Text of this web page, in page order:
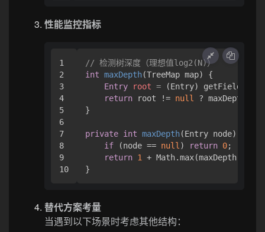
性能监控指标
1
2
3
4
5
6
7
8
9
// 检测树深度（理想值log2(N)）
int maxDepth(TreeMap map)
{
Entry
root = (Entry)
return root != null
?
}
private int maxDepth(Entry node)
if (node == null ) return 0;
return 1
+
替代方案考量
当遇到以下场景时考虑其他结构：